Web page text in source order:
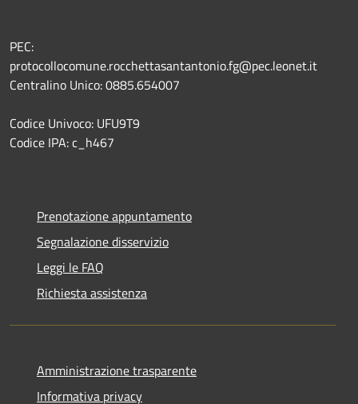
PEC:
protocollocomune.rocchettasantantonio.fg@pec.leonet.it
Centralino Unico: 0885.654007
Codice Univoco: UFU9T9
Codice IPA: c_h467
Prenotazione appuntamento
Segnalazione disservizio
Leggi le FAQ
Richiesta assistenza
Amministrazione trasparente
Informativa privacy